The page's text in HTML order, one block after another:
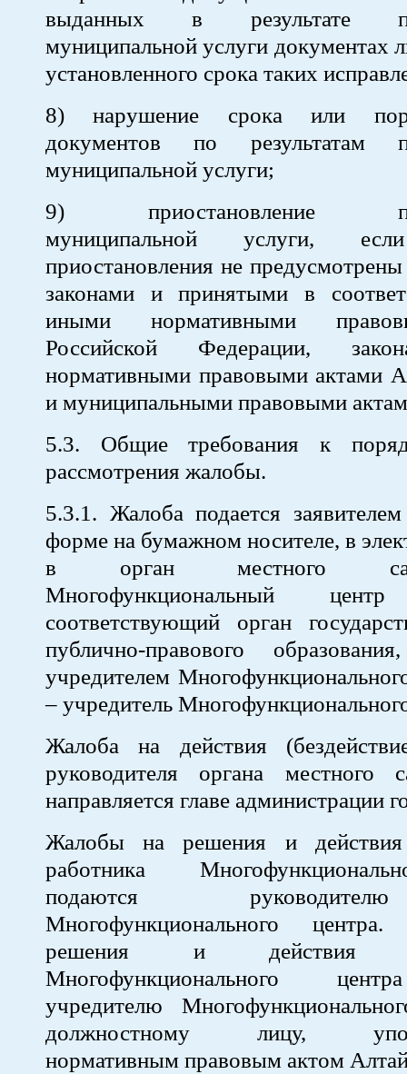
выданных в результате
муниципальной услуги документах
установленного срока таких
8) нарушение срока или
документов по результатам
муниципальной услуги;
9) приостановление
муниципальной услуги,
приостановления не
законами и принятыми в
иными нормативными
Российской Федерации,
нормативными правовыми актами
и муниципальными правовыми
5.3. Общие требования к
рассмотрения жалобы.
5.3.1. Жалоба подается
форме на бумажном носителе, в
в орган местного
Многофункциональный
соответствующий орган
публично-правового
учредителем
– учредитель
Жалоба на действия
руководителя органа местного
направляется главе администрации
Жалобы на решения и действия
работника
подаются
Многофункционального
решения и действия
Многофункционального
учредителю
должностному лицу,
нормативным правовым актом